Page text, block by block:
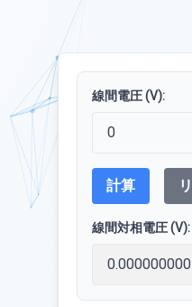
線間電圧 (V):
計算
線間対相電圧 (V):